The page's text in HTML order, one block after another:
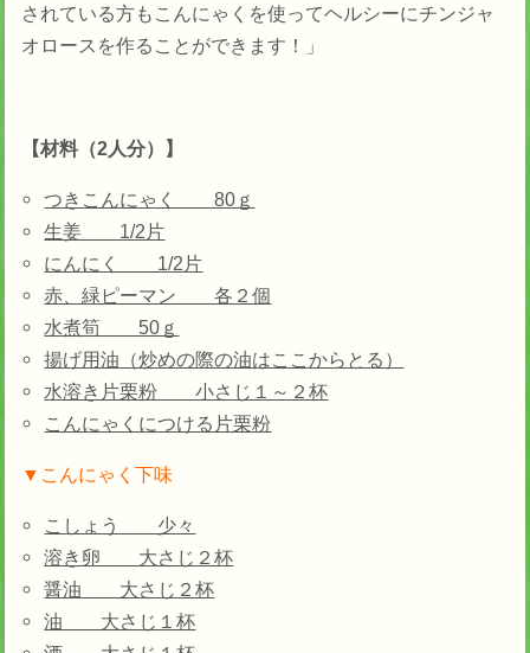
されている方もこんにゃくを使ってヘルシーにチンジャ
オロースを作ることができます！」
【材料（2人分）】
つきこんにゃく 80ｇ
生姜 1/2片
にんにく 1/2片
赤、緑ピーマン 各２個
水煮筍 50ｇ
揚げ用油 （炒めの際の油はここからとる）
水溶き片栗粉 小さじ１～２杯
こんにゃくにつける片栗粉
▼こんにゃく下味
こしょう 少々
溶き卵 大さじ２杯
醤油 大さじ２杯
油 大さじ１杯